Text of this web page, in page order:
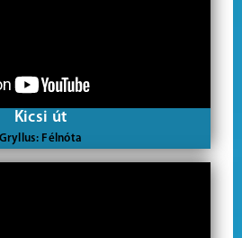
Kicsi út
Gryllus: Félnóta